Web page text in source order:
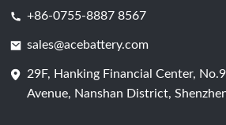
Елемент батареї
+86-0755-8887 8567
sales@acebattery.com
29F, Hanking Financial Center,
Avenue, Nanshan District,